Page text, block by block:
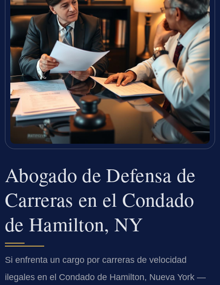
Abogado de Defensa de
Carreras en el Condado
de Hamilton, NY
Si enfrenta un cargo por carreras de velocidad
ilegales en el Condado de Hamilton, Nueva York —